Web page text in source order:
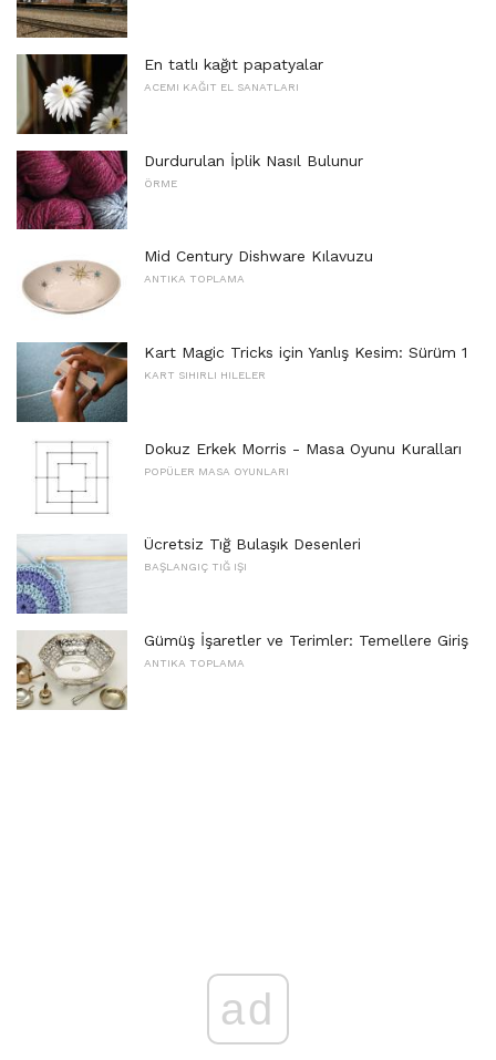
En tatlı kağıt papatyalar
ACEMI KAĞIT EL SANATLARI
Durdurulan İplik Nasıl Bulunur
ÖRME
Mid Century Dishware Kılavuzu
ANTIKA TOPLAMA
Kart Magic Tricks için Yanlış Kesim: Sürüm 1
KART SIHIRLI HILELER
Dokuz Erkek Morris - Masa Oyunu Kuralları
POPÜLER MASA OYUNLARI
Ücretsiz Tığ Bulaşık Desenleri
BAŞLANGIÇ ​​TIĞ IŞI
Gümüş İşaretler ve Terimler: Temellere Giriş
ANTIKA TOPLAMA
ad